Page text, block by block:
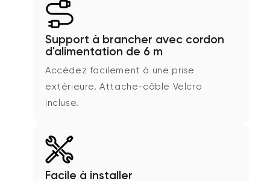
Support à brancher avec cordon
d'alimentation de 6 m
Accédez facilement à une prise
extérieure. Attache-câble Velcro
incluse.
Facile à installer